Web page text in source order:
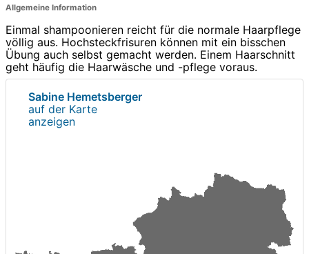
Allgemeine Information
Einmal shampoonieren reicht für die normale Haarpflege
völlig aus. Hochsteckfrisuren können mit ein bisschen
Übung auch selbst gemacht werden. Einem Haarschnitt
geht häufig die Haarwäsche und -pflege voraus.
Sabine Hemetsberger
auf der Karte
anzeigen